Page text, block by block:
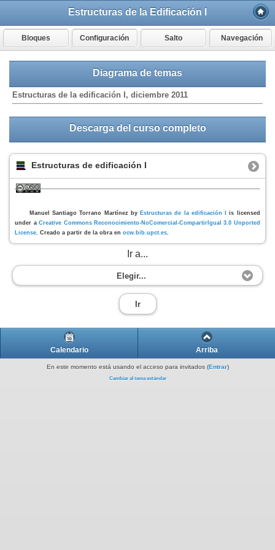
Estructuras de la Edificación I
Bloques Configuración Salto Navegación
Diagrama de temas
Estructuras de la edificación I, diciembre 2011
Descarga del curso completo
Estructuras de edificación I
Manuel Santiago Torrano Martínezby Estructuras de la edificación I
is licensed
under aCreative Commons Reconocimiento-NoComercial-CompartirIgual 3.0 Unported
License. Creado a partir de la obra enocw.bib.upct.es.
Ir a...
Elegir...
Ir
Calendario Arriba
En este momento está usando el acceso para invitados (Entrar)
Cambiar al tema estándar